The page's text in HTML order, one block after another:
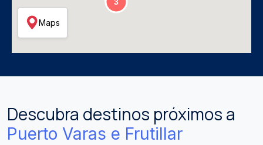
Maps
Descubra destinos próximos a
Puerto Varas e Frutillar